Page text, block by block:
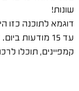
שונות!
עד 15 מודעות
קמפיינים, תוכלו